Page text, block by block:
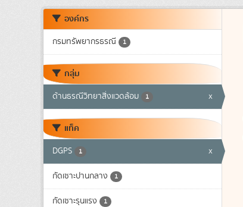
องค์กร
กรมทรัพยากรธรณี 1
กลุ่ม
ด้านธรณีวิทยาสิ่งแวดล้อม 1 x
แท็ค
DGPS 1 x
กัดเซาะปานกลาง 1
กัดเซาะรุนแรง 1